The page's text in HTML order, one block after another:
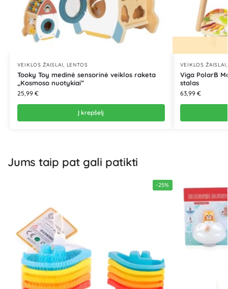
VEIKLOS ŽAISLAI, LENTOS
Tooky Toy medinė sensorinė veiklos raketa
„Kosmoso nuotykiai”
25,99 €
Į krepšelį
VEIKLOS
Viga PolarB
stalas
63,99 €
Jums taip pat gali patikti
-25%